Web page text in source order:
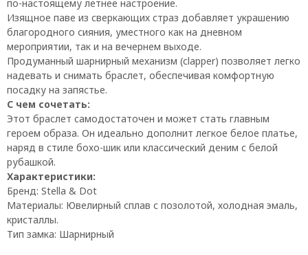
по-настоящему летнее настроение.
Изящное паве из сверкающих страз добавляет украшению
благородного сияния, уместного как на дневном
мероприятии, так и на вечернем выходе.
Продуманный шарнирный механизм (clapper) позволяет легко
надевать и снимать браслет, обеспечивая комфортную
посадку на запястье.
С чем сочетать:
Этот браслет самодостаточен и может стать главным
героем образа. Он идеально дополнит легкое белое платье,
наряд в стиле бохо-шик или классический деним с белой
рубашкой.
Характеристики:
Бренд: Stella & Dot
Материалы: Ювелирный сплав с позолотой, холодная эмаль,
кристаллы.
Тип замка: Шарнирный